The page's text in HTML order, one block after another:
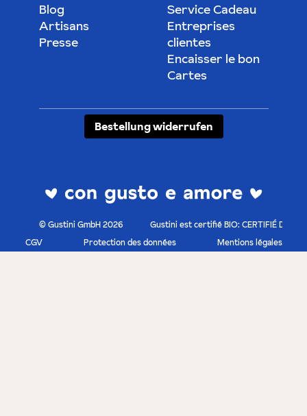
Blog
Artisans
Presse
Service Cadeau
Entreprises
clientes
Encaisser le bon
Cartes
Bestellung widerrufen
© Gustini GmbH 2026
Gustini est certifié BIO: CERTIFIÉ DE-
CGV
Protection des données Mentions légales